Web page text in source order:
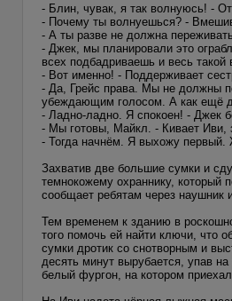
- Блин, чувак, я так волнуюсь! -
- Почему ты волнуешься? -
- А ты разве не должна
- Джек, мы планировали это
всех подбадриваешь и весь такой
- Вот именно! - Поддерживает
- Да, Грейс права. Мы не должны
убеждающим голосом. А как ещё
- Ладно-ладно. Я спокоен! - Джек
- Мы готовы, Майкл. - Кивает Иви,
- Тогда начнём. Я выхожу первый.
Захватив две большие сумки и
темнокожему охраннику, который
сообщает ребятам через наушник
Тем временем к зданию в
того помочь ей найти ключи, что
сумки дротик со снотворным и
десять минут вырубается, упав
белый фургон, на котором